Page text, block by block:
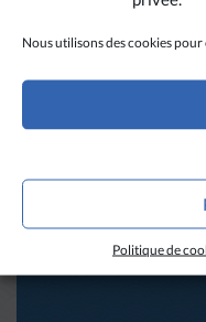
Nous utilisons des cookies
Politique de
Une année